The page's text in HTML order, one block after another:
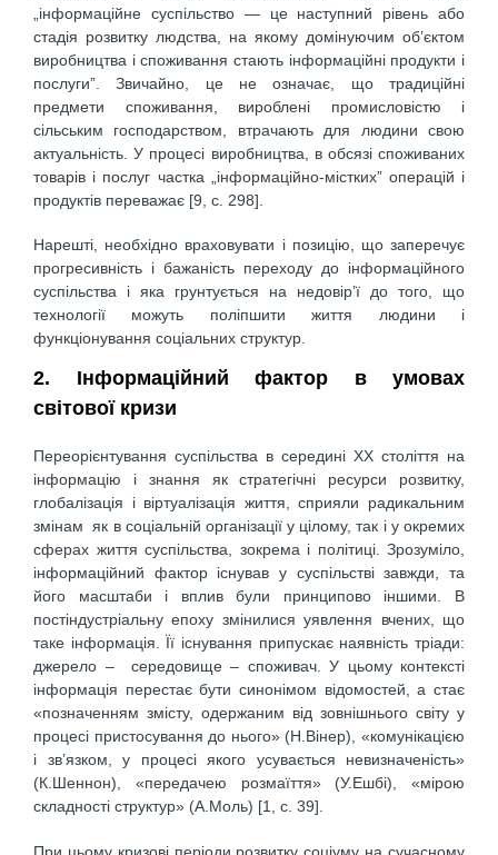
„інформаційне суспільство — це наступний рівень або
стадія розвитку людства, на якому домінуючим об’єктом
виробництва і споживання стають інформаційні продукти і
послуги”. Звичайно, це не означає, що традиційні
предмети споживання, вироблені промисловістю і
сільським господарством, втрачають для людини свою
актуальність. У процесі виробництва, в обсязі споживаних
товарів і послуг частка „інформаційно-містких” операцій і
продуктів переважає [9, с. 298].
Нарешті, необхідно враховувати і позицію, що заперечує
прогресивність і бажаність переходу до інформаційного
суспільства і яка грунтується на недовір’ї до того, що
технології можуть поліпшити життя людини і
функціонування соціальних структур.
2. Інформаційний фактор в умовах
світової кризи
Переорієнтування суспільства в середині ХХ століття на
інформацію і знання як стратегічні ресурси розвитку,
глобалізація і віртуалізація життя, сприяли радикальним
змінам як в соціальній організації у цілому, так і у окремих
сферах життя суспільства, зокрема і політиці. Зрозуміло,
інформаційний фактор існував у суспільстві завжди, та
його масштаби і вплив були принципово іншими. В
постіндустріальну епоху змінилися уявлення вчених, що
таке інформація. Її існування припускає наявність тріади:
джерело – середовище – споживач. У цьому контексті
інформація перестає бути синонімом відомостей, а стає
«позначенням змісту, одержаним від зовнішнього світу у
процесі пристосування до нього» (Н.Вінер), «комунікацією
і зв’язком, у процесі якого усувається невизначеність»
(К.Шеннон), «передачею розмаїття» (У.Ешбі), «мірою
складності структур» (А.Моль) [1, с. 39].
При цьому кризові періоди розвитку соціуму на сучасному